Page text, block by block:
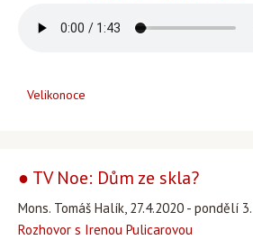
Velikonoce
● TV Noe: Dům ze skla?
Mons. Tomáš Halík, 27.4.2020 - pondělí
Rozhovor s Irenou Pulicarovou